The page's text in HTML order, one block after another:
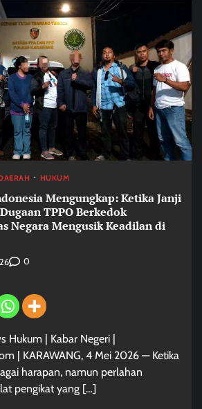
HUKUM
Mengungkap: Ketika Janji
TPPO Berkedok
Negara Mengusik Keadilan di
0
Hukum | Kabar Negeri |
| KARAWANG, 4 Mei 2026 — Ketika
harapan, namun perlahan
pengikat yang […]